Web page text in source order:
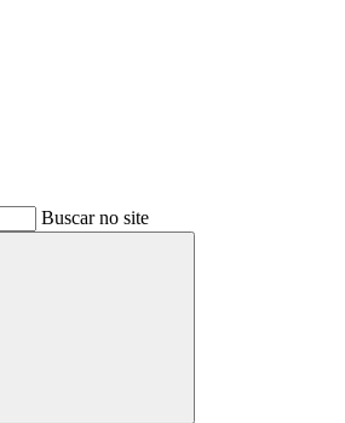
Buscar no site